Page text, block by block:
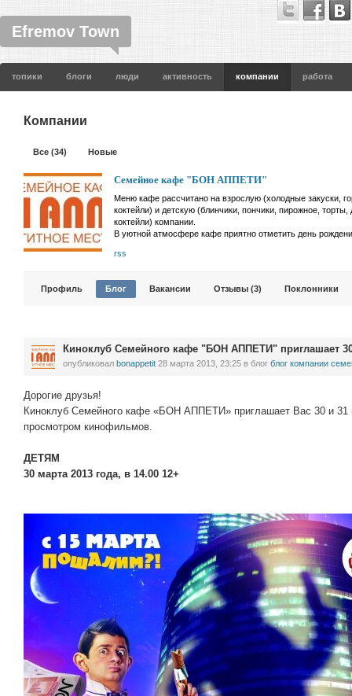
Efremov Town
топики блоги люди активность компании работа
Компании
Все (34) Новые
Семейное кафе "БОН АППЕТИ"
Меню кафе рассчитано на взрослую (холодные закуски,
коктейли) и детскую (блинчики, пончики, пирожное,
коктейли) компании.
В уютной атмосфере кафе приятно отметить день
rss
Профиль Блог Вакансии Отзывы (3) Поклонники
Киноклуб Семейного кафе "БОН АППЕТИ" приглашает
опубликовал bonappetit 28 марта 2013, 23:25 в блог блог компании
Дорогие друзья!
Киноклуб Семейного кафе «БОН АППЕТИ» приглашает Вас 30 и 31
просмотром кинофильмов.
ДЕТЯМ
30 марта 2013 года, в 14.00 12+